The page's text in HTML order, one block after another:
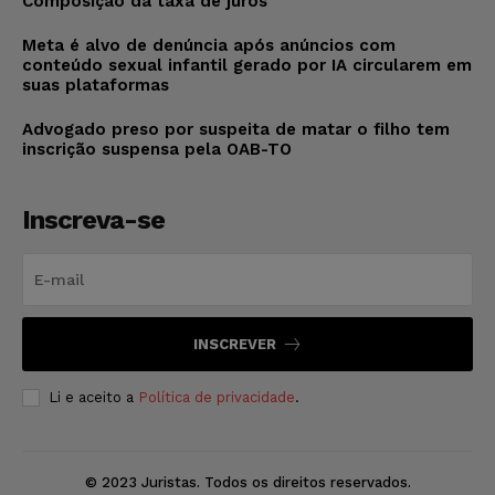
Meta é alvo de denúncia após anúncios com
conteúdo sexual infantil gerado por IA circularem em
suas plataformas
Advogado preso por suspeita de matar o filho tem
inscrição suspensa pela OAB-TO
Inscreva-se
INSCREVER
Li e aceito a Política de privacidade.
© 2023 Juristas. Todos os direitos reservados.